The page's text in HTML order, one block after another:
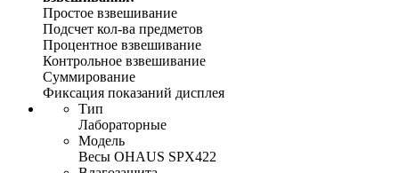
Простое взвешивание
Подсчет кол-ва предметов
Процентное взвешивание
Контрольное взвешивание
Суммирование
Фиксация показаний дисплея
Тип
Лабораторные
Модель
Весы OHAUS SPX422